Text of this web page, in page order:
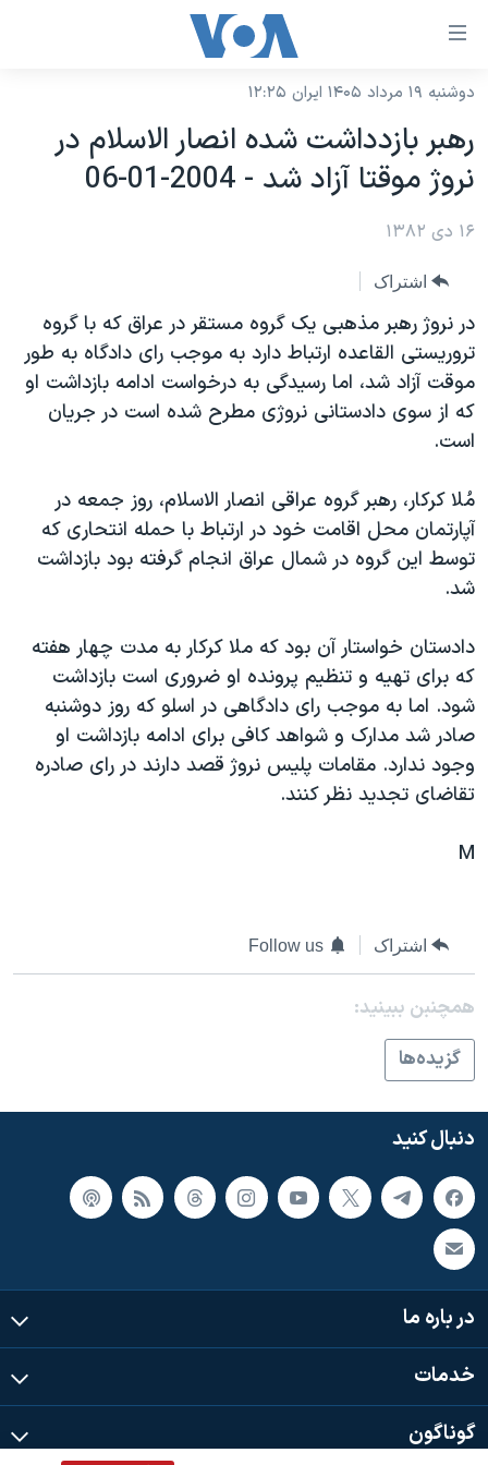
لینکهای
دسترسی
جهش
محتوای
اصلی
جهش
اصلی
جهش
به
جستجو
نسخه سبک وب‌سایت
موضوع ها
ایران
آمریکا
جهان
ورزشی
گزیده‌ها
فرهنگ و زندگی
حقوق شهروندی
اقتصادی
اسرائیل در جنگ
گالری عکس
آرشیو پخش زنده
برنامه های تلویزیونی
جدول برنامه ها
صفحه‌های ویژه
جام جهانی ۲۰۲۶
عملیات خشم حماسی
مستندها
انتخابات ریاست جمهوری آمریکا ۲۰۲۴
حمله جمهوری اسلامی به اسرائیل
ورزش زنان در ایران
اعتراضات زن، زندگی، آزادی
مجموعه مستندهای دادخواهی
تریبونال مردمی آبان ۹۸
اعتراضات مردمی آبان ۹۸
اسرائیل در جنگ
نرگس محمدی برنده جایزه نوبل صلح
همایش محافظه‌کاران آمریکا «سی‌پک»
سفر پرزیدنت ترامپ به چین
فرکانس‌های صدای آمریکا
پخش رادیویی
یادگیری زبان انگلیسی
دنبال کنید
زبانهای مختلف
دوشنبه ۱۹ مرداد ۱۴۰۵ ایران ۱۲:۲۵
رهبر بازدداشت شده انصار الاسلام در
نروژ موقتا آزاد شد - 2004-01-06
۱۶ دی ۱۳۸۲
اشتراک
در نروژ رهبر مذهبی يک گروه مستقر در عراق که با گروه
تروريستی القاعده ارتباط دارد به موجب رای دادگاه به طور
موقت آزاد شد، اما رسيدگی به درخواست ادامه بازداشت او
که از سوی دادستانی نروژی مطرح شده است در جريان
است.
مُلا کرکار، رهبر گروه عراقی انصار الاسلام، روز جمعه در
آپارتمان محل اقامت خود در ارتباط با حمله انتحاری که
توسط اين گروه در شمال عراق انجام گرفته بود بازداشت
شد.
دادستان خواستار آن بود که ملا کرکار به مدت چهار هفته
که برای تهيه و تنظيم پرونده او ضروری است بازداشت
شود. اما به موجب رای دادگاهی در اسلو که روز دوشنبه
صادر شد مدارک و شواهد کافی برای ادامه بازداشت او
وجود ندارد. مقامات پليس نروژ قصد دارند در رای صادره
تقاضای تجديد نظر کنند.
M
اشتراک Follow us
همچنبن ببینید:
گزيده‌ها
دنبال کنید
در باره ما
خدمات
گوناگون